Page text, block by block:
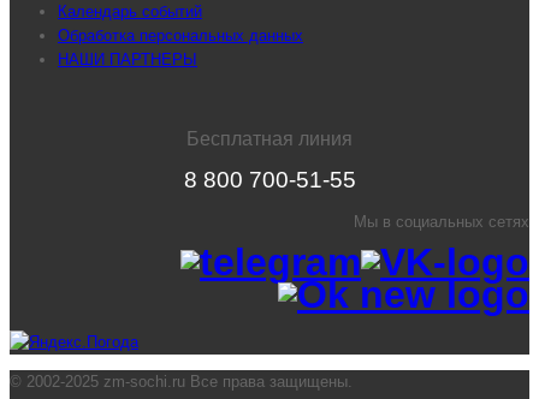
Календарь событий
Обработка персональных данных
НАШИ ПАРТНЕРЫ
Бесплатная линия
8 800 700-51-55
Мы в социальных сетях
© 2002-2025 zm-sochi.ru Все права защищены.